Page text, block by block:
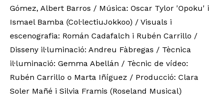
Gómez, Albert Barros / Música: Oscar Tylor 'Opoku' i
Ismael Bamba (Col·lectiuJokkoo) / Visuals i
escenografia: Román Cadafalch i Rubén Carrillo /
Disseny il·luminació: Andreu Fàbregas / Tècnica
il·luminació: Gemma Abellán / Tècnic de vídeo:
Rubén Carrillo o Marta Iñíguez / Producció: Clara
Soler Mañé i Silvia Framis (Roseland Musical)